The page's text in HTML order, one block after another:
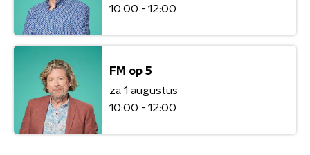
10:00 - 12:00
FM op 5
za 1 augustus
10:00 - 12:00